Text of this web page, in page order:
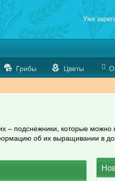
Уже
Грибы Цветы
подснежники, которые можно
об их выращивании в